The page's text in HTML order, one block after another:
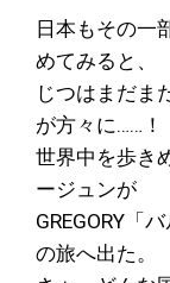
日本もその一
めてみると、
じつはまだま
が方々に……！
世界中を歩き
ージュンが
GREGORY「
の旅へ出た。